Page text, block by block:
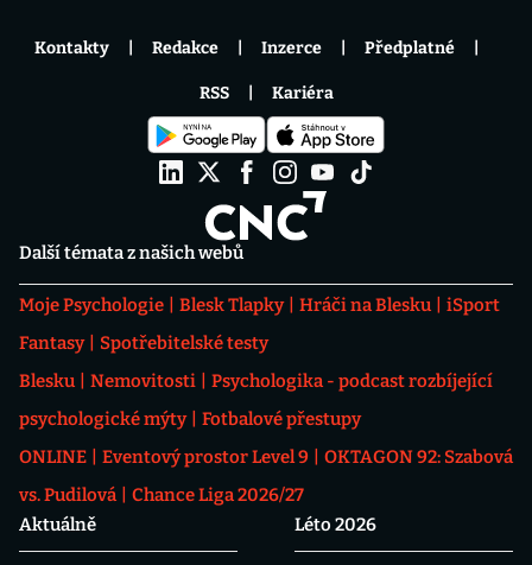
Další témata z našich webů
Moje Psychologie Blesk Tlapky Hráči na Blesku
iSport
Fantasy
Spotřebitelské testy
Blesku
Nemovitosti
Psychologika - podcast rozbíjející
psychologické mýty
Fotbalové přestupy
ONLINE
Eventový prostor Level 9
OKTAGON 92: Szabová
vs. Pudilová
Chance Liga 2026/27
Aktuálně
Léto 2026
Kontakty Redakce Inzerce Předplatné
RSS Kariéra